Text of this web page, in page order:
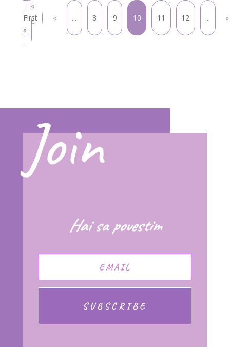
«
First
« ... 8 9 10 11 12 ...
»
»
Join
Hai sa povestim
SUBSCRIBE